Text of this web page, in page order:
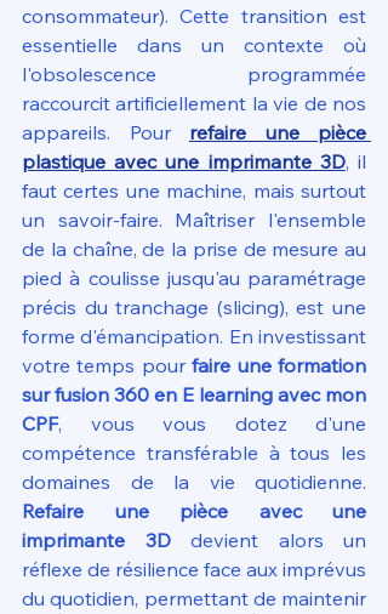
consommateur). Cette transition est
essentielle dans un contexte où
l'obsolescence programmée
raccourcit artificiellement la vie de nos
appareils. Pour refaire une pièce
plastique avec une imprimante 3D, il
faut certes une machine, mais surtout
un savoir-faire. Maîtriser l'ensemble
de la chaîne, de la prise de mesure au
pied à coulisse jusqu'au paramétrage
précis du tranchage (slicing), est une
forme d'émancipation. En investissant
votre temps pour faire une formation
sur fusion 360 en E learning avec mon
CPF, vous vous dotez d'une
compétence transférable à tous les
Refaire une pièce avec une
imprimante 3D devient alors un
réflexe de résilience face aux imprévus
du quotidien, permettant de maintenir